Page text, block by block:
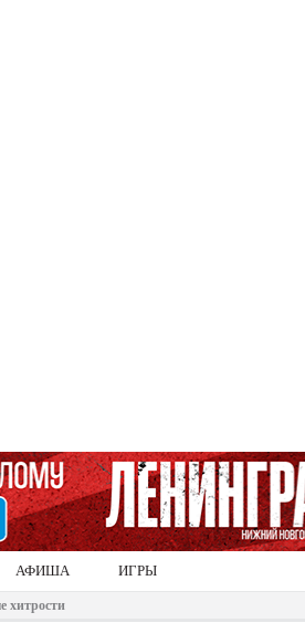
АФИША ИГРЫ
хитрости